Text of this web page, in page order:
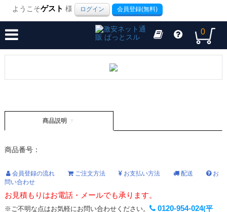
ようこそゲスト 様 ログイン 会員登録(無料)
0
商品説明
商品番号：
会員登録の流れ ご注文方法 お支払い方法 配送
お
問い合わせ
お見積もりはお電話・メールでも承ります。
※ご不明な点はお気軽にお問い合わせください。 0120-954-024(平